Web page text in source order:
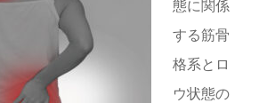
態に関係
する筋骨
格系とロ
ウ状態の